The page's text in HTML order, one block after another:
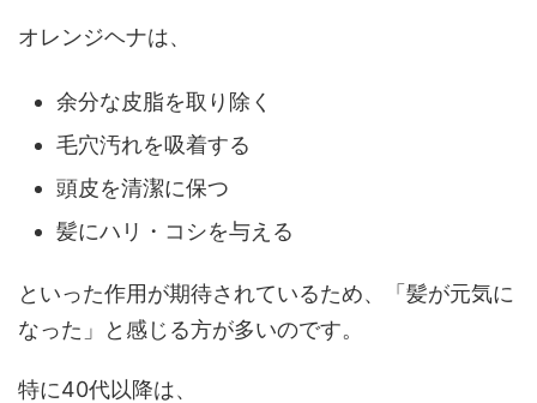
オレンジヘナは、
余分な皮脂を取り除く
毛穴汚れを吸着する
頭皮を清潔に保つ
髪にハリ・コシを与える
といった作用が期待されているため、「髪が元気に
なった」と感じる方が多いのです。
特に40代以降は、